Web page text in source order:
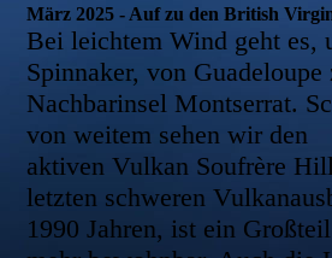
März 2025 - Auf zu den British
Bei leichtem Wind geht es,
Spinnaker, von Guadeloupe
Nachbarinsel Montserrat.
von weitem sehen wir den
aktiven Vulkan Soufrère
letzten schweren
1990 Jahren, ist ein